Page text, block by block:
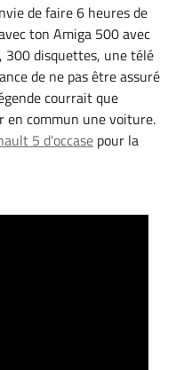
de faire 6 heures de
ton Amiga 500 avec
300 disquettes, une télé
de ne pas être assuré
courrait que
en commun une voiture.
5 d'occasepour la